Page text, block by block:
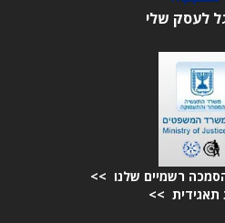
לעסק שלי
רשמיים שלנו >>
תאגידית >>